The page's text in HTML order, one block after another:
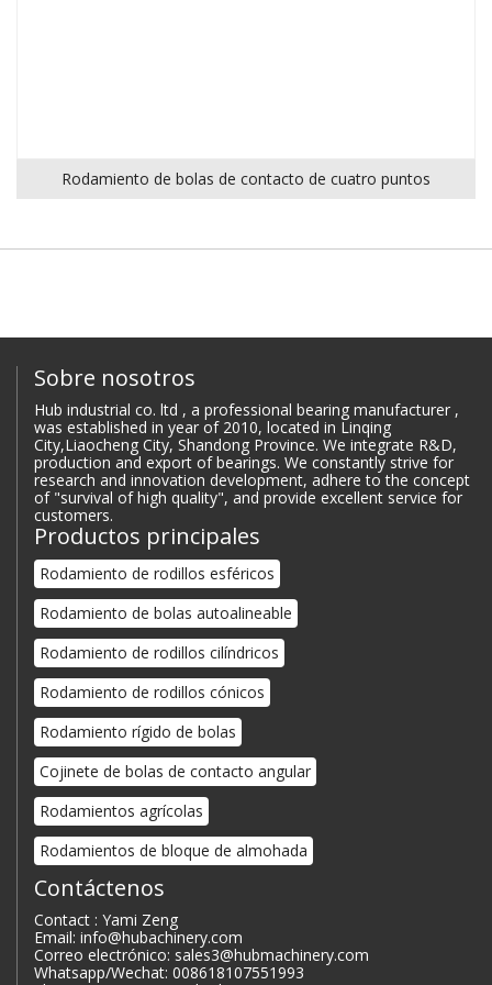
Rodamiento de bolas de contacto de cuatro puntos
Sobre nosotros
Hub industrial co. ltd , a professional bearing manufacturer ,
was established in year of 2010, located in Linqing
City,Liaocheng City, Shandong Province. We integrate R&D,
production and export of bearings. We constantly strive for
research and innovation development, adhere to the concept
of "survival of high quality", and provide excellent service for
customers.
Productos principales
Rodamiento de rodillos esféricos
Rodamiento de bolas autoalineable
Rodamiento de rodillos cilíndricos
Rodamiento de rodillos cónicos
Rodamiento rígido de bolas
Cojinete de bolas de contacto angular
Rodamientos agrícolas
Rodamientos de bloque de almohada
Contáctenos
Contact : Yami Zeng
Email: info@hubachinery.com
Correo electrónico: sales3@hubmachinery.com
Whatsapp/Wechat: 008618107551993